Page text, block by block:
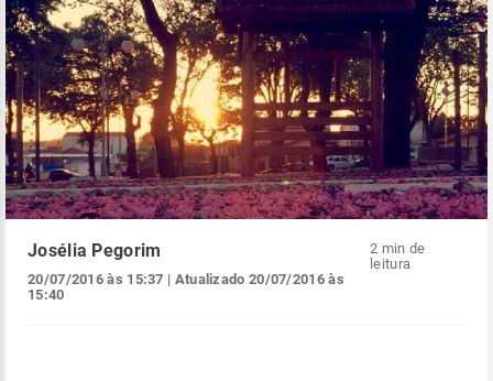
Josélia Pegorim
20/07/2016 às 15:37 | Atualizado 20/07/2016 às
15:40
2 min de
leitura